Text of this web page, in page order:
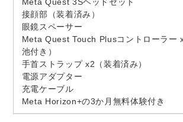
接顔部（装着済み）
眼鏡スペーサー
Meta Quest Touch Plusコントローラー
池付き）
手首ストラップ x2（装着済み）
電源アダプター
充電ケーブル
Meta Horizon+の3か月無料体験付き